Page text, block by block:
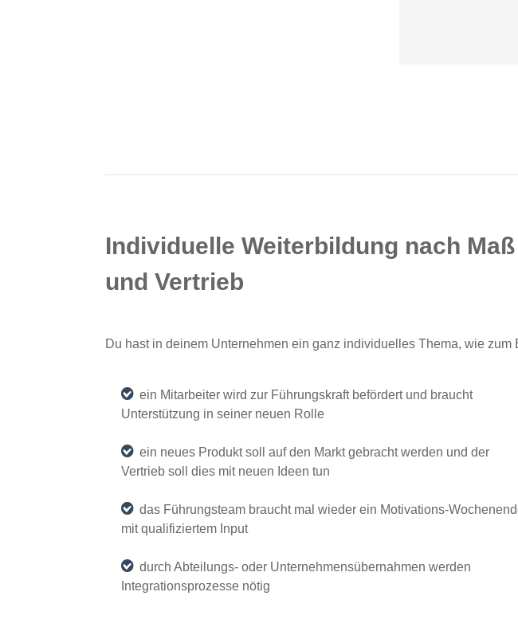
Individuelle Weiterbildung nach
und Vertrieb
Du hast in deinem Unternehmen ein ganz individuelles Thema, wie zum
ein Mitarbeiter wird zur Führungskraft befördert und braucht
Unterstützung in seiner neuen Rolle
ein neues Produkt soll auf den Markt gebracht werden und der
Vertrieb soll dies mit neuen Ideen tun
das Führungsteam braucht mal wieder ein Motivations-
mit qualifiziertem Input
durch Abteilungs- oder Unternehmensübernahmen werden
Integrationsprozesse nötig